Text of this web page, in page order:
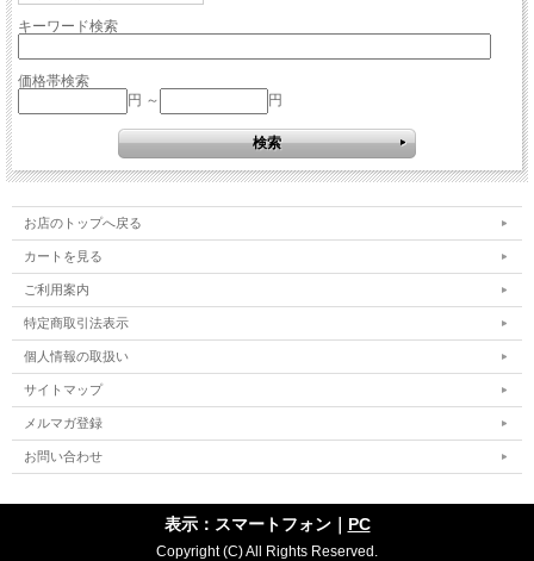
キーワード検索
価格帯検索
円 ～
円
お店のトップへ戻る
カートを見る
ご利用案内
特定商取引法表示
個人情報の取扱い
サイトマップ
メルマガ登録
お問い合わせ
表示：スマートフォン｜ PC
Copyright (C) All Rights Reserved.